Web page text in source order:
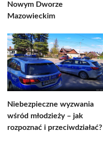
Nowym Dworze
Mazowieckim
Niebezpieczne wyzwania
wśród młodzieży – jak
rozpoznać i przeciwdziałać?